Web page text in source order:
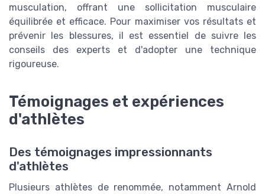
musculation, offrant une sollicitation musculaire
équilibrée et efficace. Pour maximiser vos résultats et
prévenir les blessures, il est essentiel de suivre les
conseils des experts et d'adopter une technique
rigoureuse.
Témoignages et expériences
d'athlètes
Des témoignages impressionnants
d'athlètes
Plusieurs athlètes de renommée, notamment Arnold